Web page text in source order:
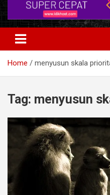
Home menyusun skala
Tag: menyusun